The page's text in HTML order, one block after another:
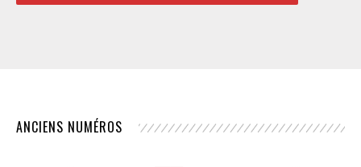
ANCIENS NUMÉROS